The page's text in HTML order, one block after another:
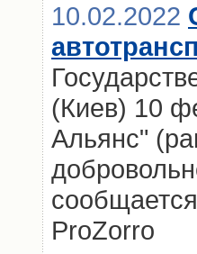
10.02.2022
(Киев) 10
Альянс"
ProZorro